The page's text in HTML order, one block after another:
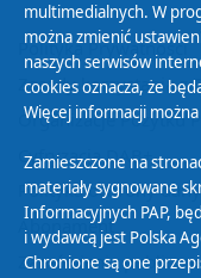
Polityka Prywatności
Zasady korzystania z
Organizacje Pożytku
Cyfryzacja DAB+
Polityka ochrony
Abonament
Zamówienia publiczne
multimedialnych. W
można zmienić
naszych serwisów
cookies oznacza, że
Więcej informacji
Zamieszczone na
materiały sygnowane
Informacyjnych PAP,
i wydawcą jest Polska
Chronione są one